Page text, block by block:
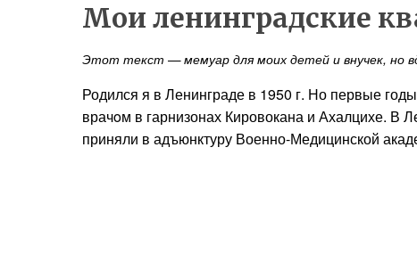
Мои ленинградские
Этот текст — мемуар для моих детей и внучек, но
Родился я в Ленинграде в 1950 г. Но первые
врачoм в гарнизонах Кировокана и Ахалцихе. В
приняли в адъюнктуру Военно-Медицинской